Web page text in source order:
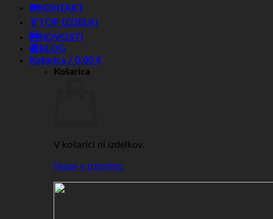
☎️KONTAKT
🏅TOP IZDELKI
🆕NOVOSTI
📰BLOG
Košarica / 0,00 €
Košarica
V košarici ni izdelkov.
Nazaj v trgovino